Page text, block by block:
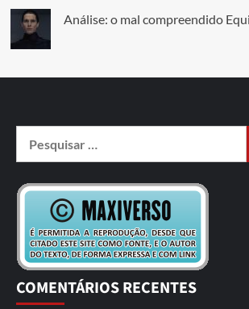
Análise: o mal compreendido
COMENTÁRIOS RECENTES